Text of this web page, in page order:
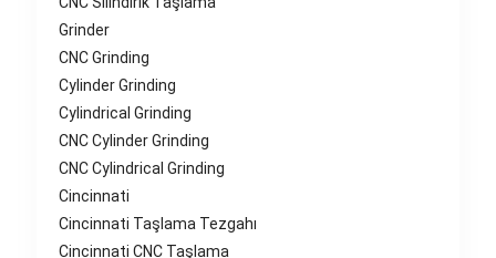
Grinder
CNC Grinding
Cylinder Grinding
Cylindrical Grinding
CNC Cylinder Grinding
CNC Cylindrical Grinding
Cincinnati
Cincinnati Taşlama Tezgahı
Cincinnati CNC Taşlama